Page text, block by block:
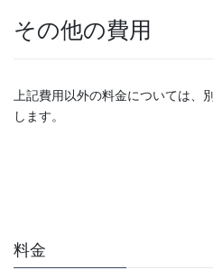
その他の費用
上記費用以外の料金については、
します。
料金